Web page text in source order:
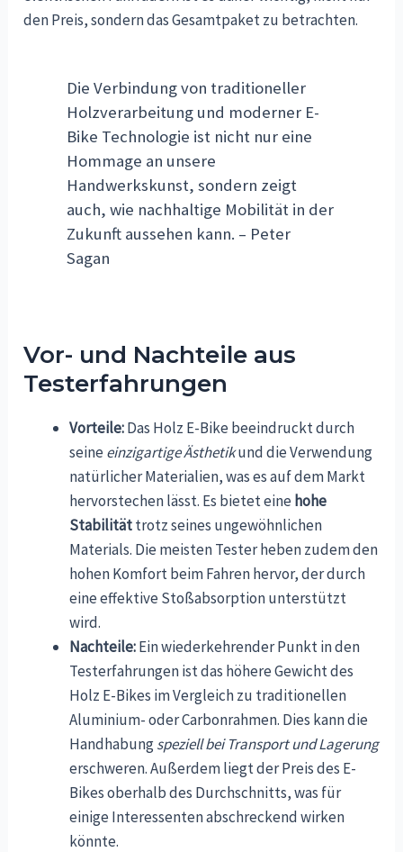
den Preis, sondern das Gesamtpaket zu betrachten.
Die Verbindung von traditioneller
Holzverarbeitung und moderner E-
Bike Technologie ist nicht nur eine
Hommage an unsere
Handwerkskunst, sondern zeigt
auch, wie nachhaltige Mobilität in der
Zukunft aussehen kann. – Peter
Sagan
Vor- und Nachteile aus
Testerfahrungen
Vorteile:Das Holz E-Bike beeindruckt durch
seineeinzigartige Ästhetikund die Verwendung
natürlicher Materialien, was es auf dem Markt
hervorstechen lässt. Es bietet eine hohe
Stabilitättrotz seines ungewöhnlichen
Materials. Die meisten Tester heben zudem den
hohen Komfort beim Fahren hervor, der durch
eine effektive Stoßabsorption unterstützt
wird.
Nachteile:Ein wiederkehrender Punkt in den
Testerfahrungen ist das höhere Gewicht des
Holz E-Bikes im Vergleich zu traditionellen
Aluminium- oder Carbonrahmen. Dies kann die
Handhabungspeziell bei Transport und Lagerung
erschweren. Außerdem liegt der Preis des E-
Bikes oberhalb des Durchschnitts, was für
einige Interessenten abschreckend wirken
könnte.